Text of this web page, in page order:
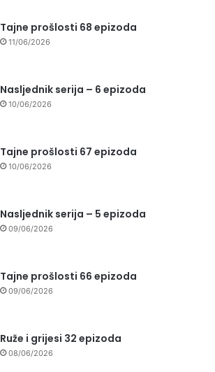
Tajne prošlosti 68 epizoda
11/06/2026
Nasljednik serija – 6 epizoda
10/06/2026
Tajne prošlosti 67 epizoda
10/06/2026
Nasljednik serija – 5 epizoda
09/06/2026
Tajne prošlosti 66 epizoda
09/06/2026
Ruže i grijesi 32 epizoda
08/06/2026